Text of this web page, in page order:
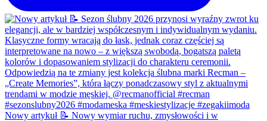
Nowy artykuł 📝 Nowy wymiar ruchu, zmysłowości i w